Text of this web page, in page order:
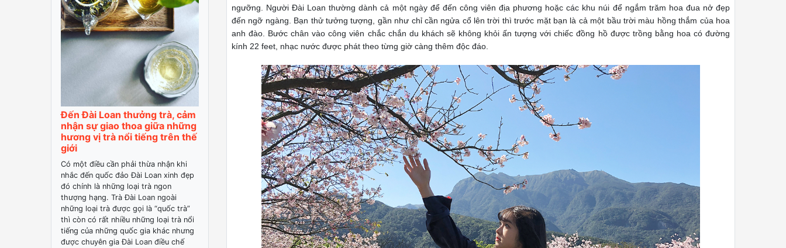
Đến Đài Loan thưởng trà, cảm
nhận sự giao thoa giữa những
hương vị trà nổi tiếng trên thế
giới
Có một điều cần phải thừa nhận khi
nhắc đến quốc đảo Đài Loan xinh đẹp
đó chính là những loại trà ngon
thượng hạng. Trà Đài Loan ngoài
những loại trà được gọi là “quốc trà”
thì còn có rất nhiều những loại trà nổi
tiếng của những quốc gia khác nhưng
được chuyên gia Đài Loan điều chế
ngưỡng. Người Đài Loan thường dành cả một ngày để đến công viên địa phương hoặc các khu núi để ngắm trăm hoa đua nở đẹp
đến ngỡ ngàng. Bạn thử tưởng tượng, gần như chỉ cần ngửa cổ lên trời thì trước mặt bạn là cả một bầu trời màu hồng thắm của hoa
anh đào. Bước chân vào công viên chắc chắn du khách sẽ không khỏi ấn tượng với chiếc đồng hồ được trồng bằng hoa có đường
kính 22 feet, nhạc nước được phát theo từng giờ càng thêm độc đáo.